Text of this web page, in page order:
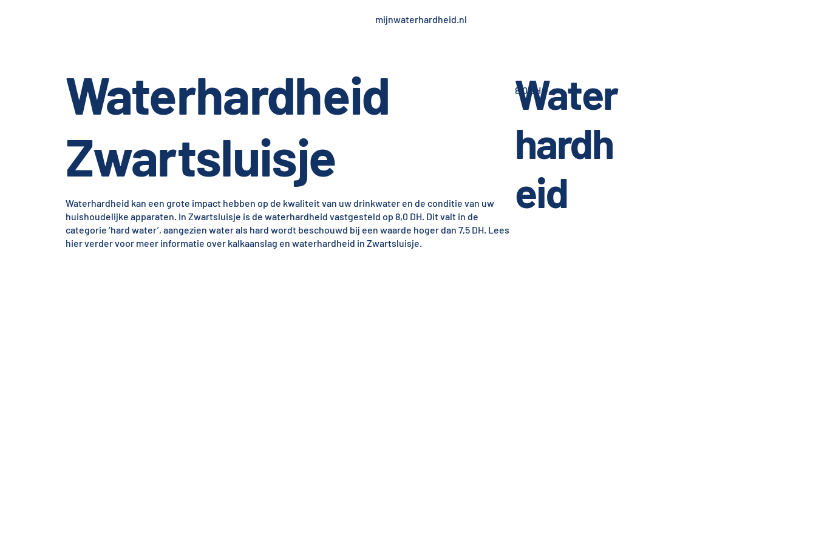
mijnwaterhardheid.nl
Waterhardheid
Zwartsluisje
Waterhardheid kan een grote impact hebben op de kwaliteit van uw drinkwater en de conditie van uw
huishoudelijke apparaten. In Zwartsluisje is de waterhardheid vastgesteld op 8,0 DH. Dit valt in de
categorie ‘hard water’, aangezien water als hard wordt beschouwd bij een waarde hoger dan 7,5 DH. Lees
hier verder voor meer informatie over kalkaanslag en waterhardheid in Zwartsluisje.
Water
hardh
eid
8,0 dH